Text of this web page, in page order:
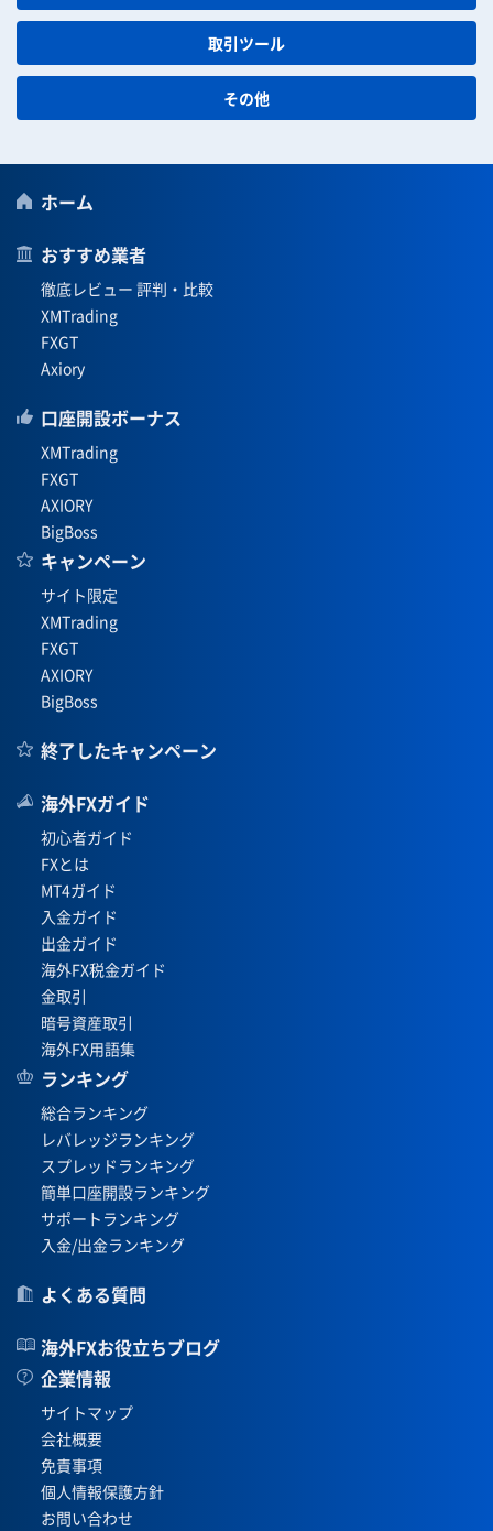
取引ツール
その他
ホーム
おすすめ業者
徹底レビュー 評判・比較
XMTrading
FXGT
Axiory
口座開設ボーナス
XMTrading
FXGT
AXIORY
BigBoss
キャンペーン
サイト限定
XMTrading
FXGT
AXIORY
BigBoss
終了したキャンペーン
海外FXガイド
初心者ガイド
FXとは
MT4ガイド
入金ガイド
出金ガイド
海外FX税金ガイド
金取引
暗号資産取引
海外FX用語集
ランキング
総合ランキング
レバレッジランキング
スプレッドランキング
簡単口座開設ランキング
サポートランキング
入金/出金ランキング
よくある質問
海外FXお役立ちブログ
企業情報
サイトマップ
会社概要
免責事項
個人情報保護方針
お問い合わせ